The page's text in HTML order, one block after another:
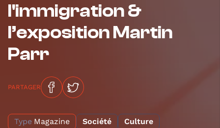
l'immigration &
l’exposition Martin
Parr
PARTAGER
Type Magazine Société
Culture